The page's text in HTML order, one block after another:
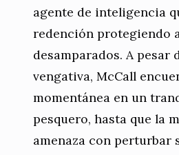
agente de inteligencia
redención protegiendo
desamparados. A pesar
vengativa, McCall
momentánea en un
pesquero, hasta que la
amenaza con perturbar